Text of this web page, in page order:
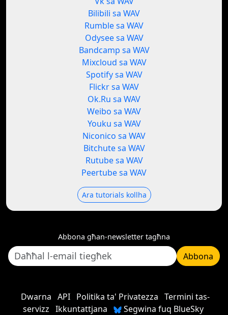
Bilibili sa WAV
Rumble sa WAV
Odysee sa WAV
Bandcamp sa WAV
Mixcloud sa WAV
Spotify sa WAV
Flickr sa WAV
Ok.Ru sa WAV
Weibo sa WAV
Youku sa WAV
Niconico sa WAV
Bitchute sa WAV
Rutube sa WAV
Peertube sa WAV
Ara tutorials kollha
Abbona għan-newsletter tagħna
Abbona
Dwarna API Politika ta' Privatezza Termini tas-
servizz Ikkuntattjana Segwina fuq BlueSky